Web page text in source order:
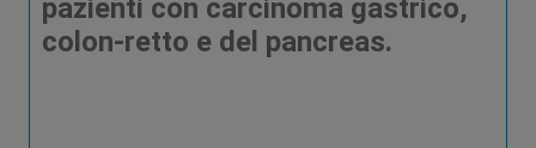
pazienti con carcinoma gastrico,
colon-retto e del pancreas.